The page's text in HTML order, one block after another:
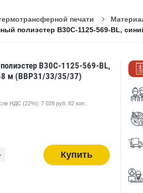
печати
полиэстер B30C-1125-569-BL,
B30C-1125-569-BL,
м (BBP31/33/35/37)
НДС (22%): 7 028 руб. 82 коп..
Купить